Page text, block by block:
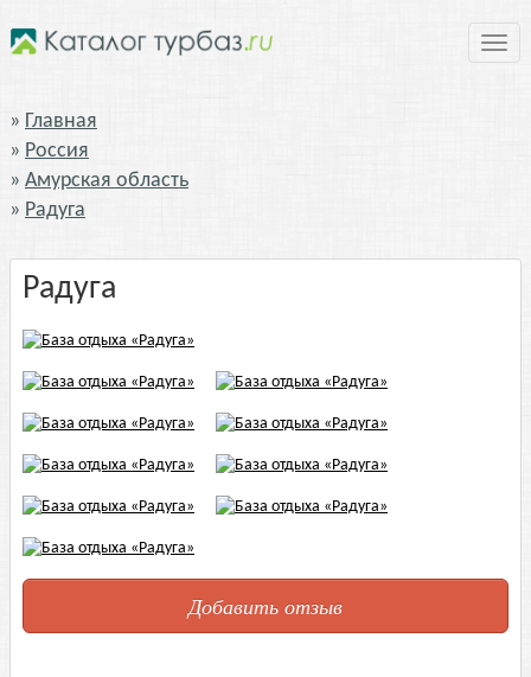
Главная
Россия
Амурская область
Радуга
Радуга
Добавить отзыв